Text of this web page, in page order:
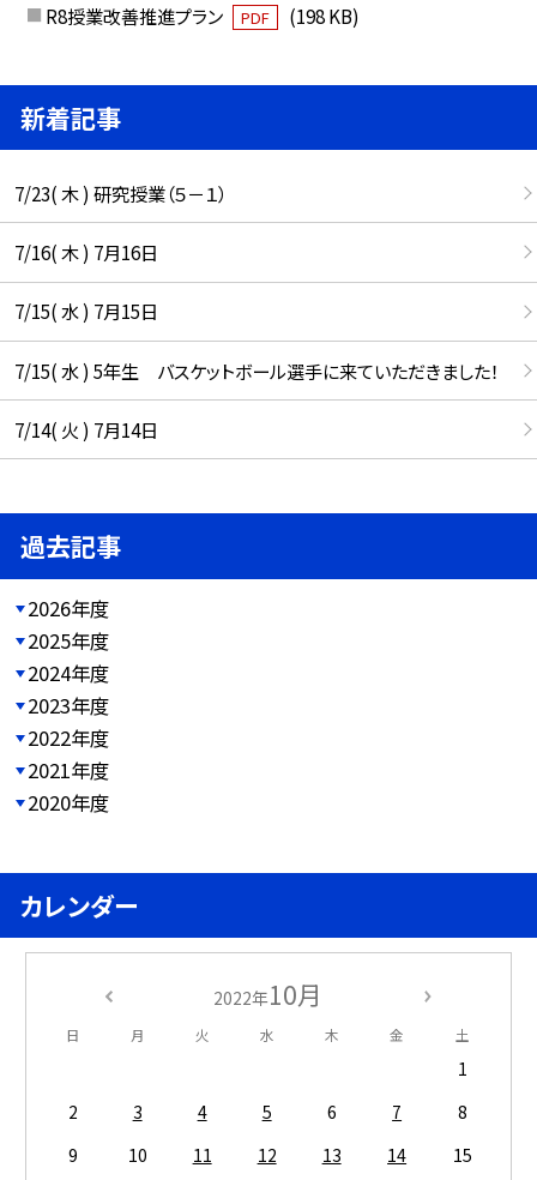
R8授業改善推進プラン PDF (198 KB)
新着記事
7/23( 木 ) 研究授業（５－１）
7/16( 木 ) 7月16日
7/15( 水 ) 7月15日
7/15( 水 ) 5年生 バスケットボール選手に来ていただきました！
7/14( 火 ) 7月14日
過去記事
2026年度
2025年度
2024年度
2023年度
2022年度
2021年度
2020年度
カレンダー
2022年10月
日 月 火 水 木 金 土
1
2
3 4 5 6 7
8
9
10 11 12 13 14
15